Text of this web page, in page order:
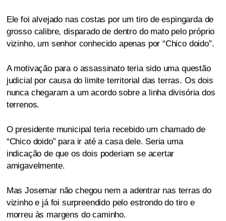
Ele foi alvejado nas costas por um tiro de espingarda de
grosso calibre, disparado de dentro do mato pelo próprio
vizinho, um senhor conhecido apenas por “Chico doido”.
A motivação para o assassinato teria sido uma questão
judicial por causa do limite territorial das terras. Os dois
nunca chegaram a um acordo sobre a linha divisória dos
terrenos.
O presidente municipal teria recebido um chamado de
“Chico doido” para ir até a casa dele. Seria uma
indicação de que os dois poderiam se acertar
amigavelmente.
Mas Josemar não chegou nem a adentrar nas terras do
vizinho e já foi surpreendido pelo estrondo do tiro e
morreu às margens do caminho.